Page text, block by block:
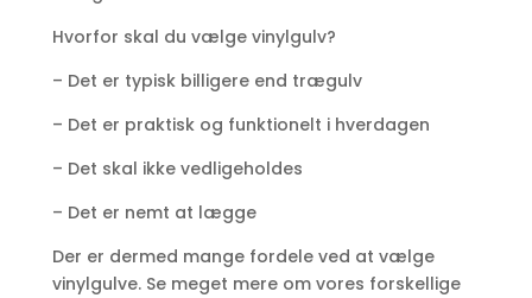
Hvorfor skal du vælge vinylgulv?
– Det er typisk billigere end trægulv
– Det er praktisk og funktionelt i hverdagen
– Det skal ikke vedligeholdes
– Det er nemt at lægge
Der er dermed mange fordele ved at vælge
vinylgulve. Se meget mere om vores forskellige